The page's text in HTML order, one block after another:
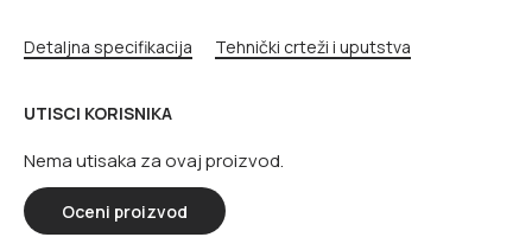
Detaljna specifikacija Tehnički crteži i uputstva
UTISCI KORISNIKA
Nema utisaka za ovaj proizvod.
Oceni proizvod